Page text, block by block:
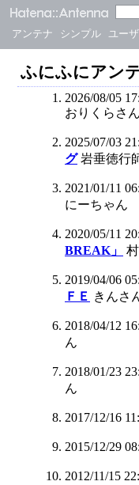
アンテナ シンプル ユー
ふにふにアン
2026/08/05
おりくらさん
2025/07/03
グ 岩垂徳行
2021/01/11
にーちゃん
2020/05/11
BREAK」
2019/04/06
ＦＥ きんさ
2018/04/12
ん
2018/01/23
ん
2017/12/16
2015/12/29
2012/11/15